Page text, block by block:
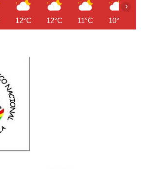
12°C 12°C 11°C 10°C
›